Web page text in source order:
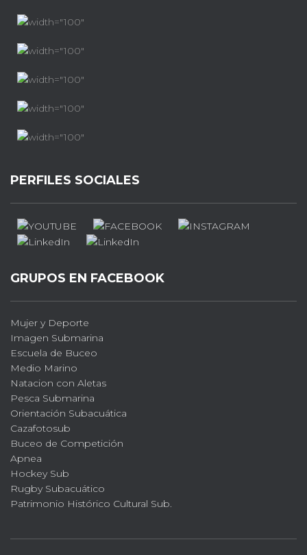
PERFILES SOCIALES
GRUPOS EN FACEBOOK
Mujer y Deporte
Imagen Submarina
Escuela de Buceo
Medio Marino
Natacion con Aletas
Pesca Submarina
Orientación Subacuática
Cazafotosub
Buceo de Competición
Apnea
Hockey Sub
Rugby Subacuático
Patrimonio Histórico Cultural Sub.